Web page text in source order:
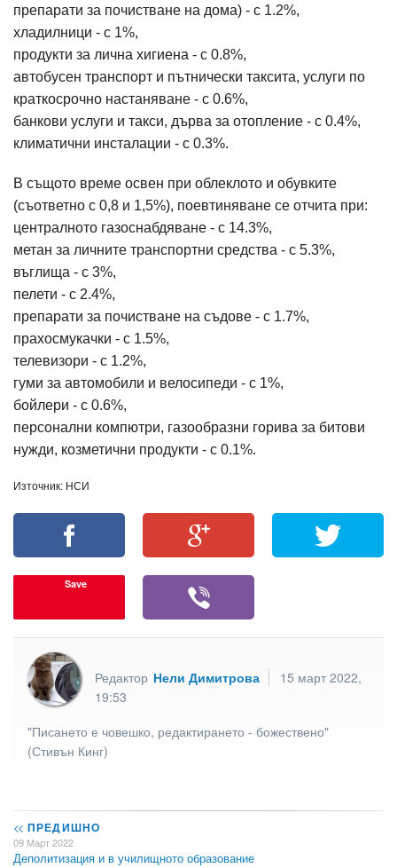
препарати за почистване на дома) - с 1.2%,
хладилници - с 1%,
продукти за лична хигиена - с 0.8%,
автобусен транспорт и пътнически таксита, услуги по
краткосрочно настаняване - с 0.6%,
банкови услуги и такси, дърва за отопление - с 0.4%,
климатични инсталации - с 0.3%.
В същото време освен при облеклото и обувките
(съответно с 0,8 и 1,5%), поевтиняване се отчита при:
централното газоснабдяване - с 14.3%,
метан за личните транспортни средства - с 5.3%,
въглища - с 3%,
пелети - с 2.4%,
препарати за почистване на съдове - с 1.7%,
прахосмукачки - с 1.5%,
телевизори - с 1.2%,
гуми за автомобили и велосипеди - с 1%,
бойлери - с 0.6%,
персонални компютри, газообразни горива за битови
нужди, козметични продукти - с 0.1%.
Източник: НСИ
Save
Редактор Нели Димитрова
15 март 2022,
19:53
"Писането е човешко, редактирането - божествено"
(Стивън Кинг)
<< ПРЕДИШНО
09 Март 2022
Деполитизация и в училищното образование